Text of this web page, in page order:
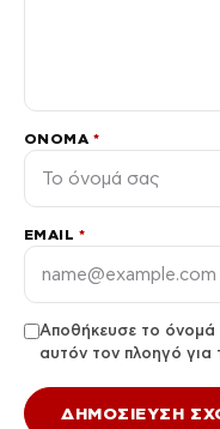
ΌΝΟΜΑ *
EMAIL *
Αποθήκευσε το όνομά
αυτόν τον πλοηγό